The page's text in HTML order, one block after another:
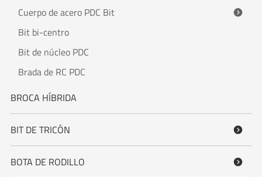
Cuerpo de acero PDC Bit 
Bit bi-centro
Bit de núcleo PDC
Brada de RC PDC
BROCA HÍBRIDA
BIT DE TRICÓN 
BOTA DE RODILLO 